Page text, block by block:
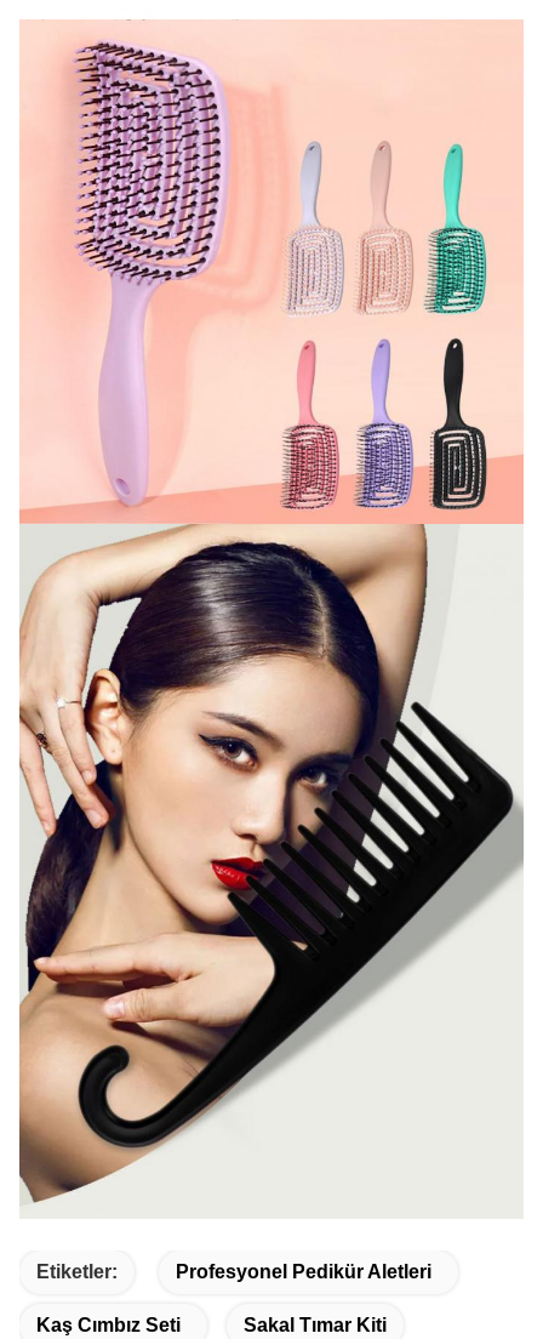
Etiketler: Profesyonel Pedikür Aletleri
Kaş Cımbız Seti Sakal Tımar Kiti